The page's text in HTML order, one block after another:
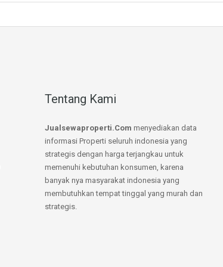
Tentang Kami
Jualsewaproperti.Com menyediakan data
informasi Properti seluruh indonesia yang
strategis dengan harga terjangkau untuk
memenuhi kebutuhan konsumen, karena
banyak nya masyarakat indonesia yang
membutuhkan tempat tinggal yang murah dan
strategis.